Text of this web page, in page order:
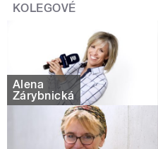
KOLEGOVÉ
Alena
Zárybnická